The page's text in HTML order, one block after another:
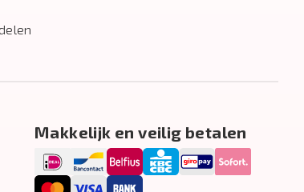
Makkelijk en veilig betalen